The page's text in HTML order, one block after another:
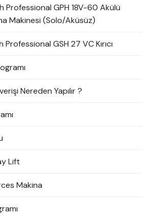
Professional GPH 18V-60 Akülü
Makinesi (Solo/Aküsüz)
GSH 27 VC Kırıcı
Nereden Yapılır ?
Lift
Makina